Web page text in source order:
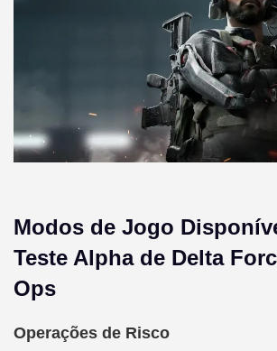
Modos de Jogo
Teste Alpha de Delta
Ops
Operações de Risco